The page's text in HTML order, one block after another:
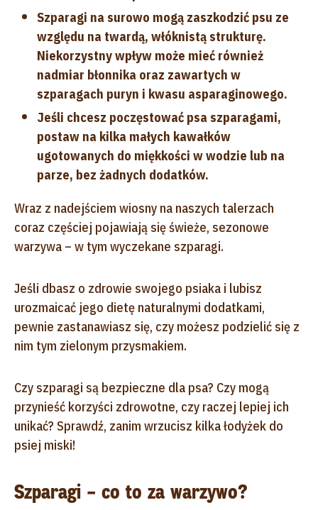
Szparagi na surowo mogą zaszkodzić psu ze
względu na twardą, włóknistą strukturę.
Niekorzystny wpływ może mieć również
nadmiar błonnika oraz zawartych w
szparagach puryn i kwasu asparaginowego.
Jeśli chcesz poczęstować psa szparagami,
postaw na kilka małych kawałków
ugotowanych do miękkości w wodzie lub na
parze, bez żadnych dodatków.
Wraz z nadejściem wiosny na naszych talerzach
coraz częściej pojawiają się świeże, sezonowe
warzywa – w tym wyczekane szparagi.
Jeśli dbasz o zdrowie swojego psiaka i lubisz
urozmaicać jego dietę naturalnymi dodatkami,
pewnie zastanawiasz się, czy możesz podzielić się z
nim tym zielonym przysmakiem.
Czy szparagi są bezpieczne dla psa? Czy mogą
przynieść korzyści zdrowotne, czy raczej lepiej ich
unikać? Sprawdź, zanim wrzucisz kilka łodyżek do
psiej miski!
Szparagi – co to za warzywo?